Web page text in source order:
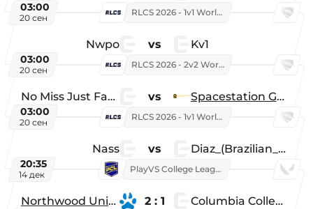
03:00
20 сен
RLCS 2026 - 1v1 World Championship
Nwpo vs Kv1
03:00
20 сен
RLCS 2026 - 2v2 World Championship
No Miss Just Fake vs Spacestation Gaming
03:00
20 сен
RLCS 2026 - 1v1 World Championship
Nass vs Diaz_(Brazilian_Player)
20:35
14 дек
PlayVS College League 2025: Fall
Northwood University 2 : 1 Columbia College